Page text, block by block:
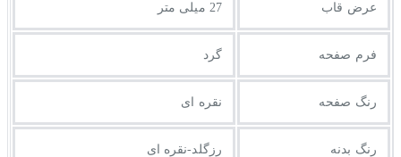
عرض قاب 27 میلی متر
فرم صفحه گرد
رنگ صفحه نقره ای
رنگ بدنه رزگلد-نقره ای